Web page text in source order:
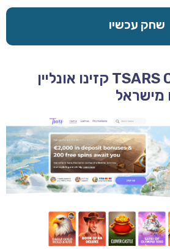
שחק עכשיו
TSARS CASINO – 2026 קזינו אונליין
מישראל